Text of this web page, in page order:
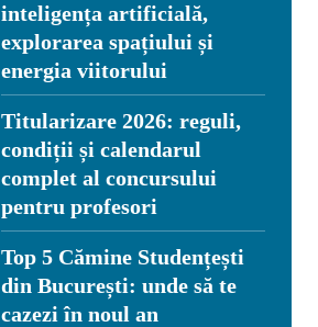
inteligența artificială,
explorarea spațiului și
energia viitorului
Titularizare 2026: reguli,
condiții și calendarul
complet al concursului
pentru profesori
Top 5 Cămine Studențești
din București: unde să te
cazezi în noul an